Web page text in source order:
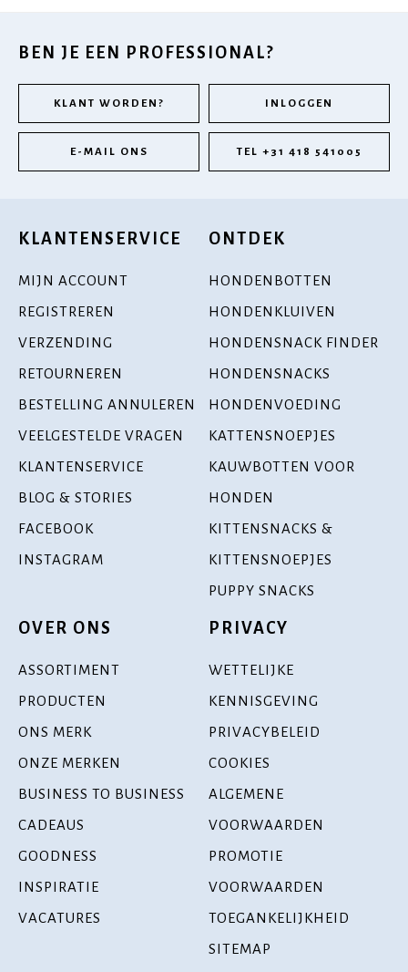
BEN JE EEN PROFESSIONAL?
KLANT WORDEN? INLOGGEN
E-MAIL ONS TEL +31 418 541005
KLANTENSERVICE
MIJN ACCOUNT
REGISTREREN
VERZENDING
RETOURNEREN
BESTELLING ANNULEREN
VEELGESTELDE VRAGEN
KLANTENSERVICE
BLOG & STORIES
FACEBOOK
INSTAGRAM
ONTDEK
HONDENBOTTEN
HONDENKLUIVEN
HONDENSNACK FINDER
HONDENSNACKS
HONDENVOEDING
KATTENSNOEPJES
KAUWBOTTEN VOOR
HONDEN
KITTENSNACKS &
KITTENSNOEPJES
PUPPY SNACKS
OVER ONS
ASSORTIMENT
PRODUCTEN
ONS MERK
ONZE MERKEN
BUSINESS TO BUSINESS
CADEAUS
GOODNESS
INSPIRATIE
VACATURES
PRIVACY
WETTELIJKE
KENNISGEVING
PRIVACYBELEID
COOKIES
ALGEMENE
VOORWAARDEN
PROMOTIE
VOORWAARDEN
TOEGANKELIJKHEID
SITEMAP